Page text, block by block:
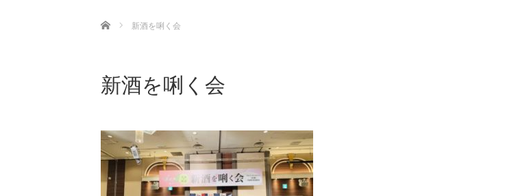
Home 新酒を唎く会
新酒を唎く会